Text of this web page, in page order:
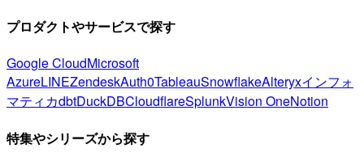
プロダクトやサービスで探す
Google CloudMicrosoft
AzureLINEZendeskAuth0TableauSnowflakeAlteryxインフォ
マティカdbtDuckDBCloudflareSplunkVision OneNotion
特集やシリーズから探す